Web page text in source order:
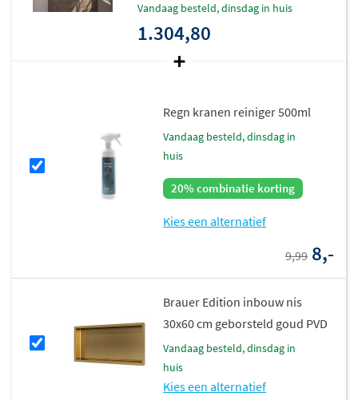
vandaag besteld, dinsdag in huis
1.304,80
Regn kranen reiniger 500ml
vandaag besteld, dinsdag in
huis
20% combinatie korting
Kies een alternatief
9,99 8,-
Brauer Edition inbouw nis
30x60 cm geborsteld goud PVD
vandaag besteld, dinsdag in
huis
Kies een alternatief